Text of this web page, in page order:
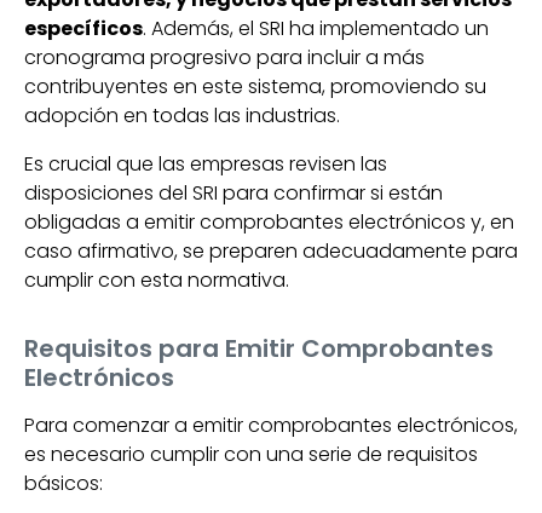
específicos. Además, el SRI ha implementado un
cronograma progresivo para incluir a más
contribuyentes en este sistema, promoviendo su
adopción en todas las industrias.
Es crucial que las empresas revisen las
disposiciones del SRI para confirmar si están
obligadas a emitir comprobantes electrónicos y, en
caso afirmativo, se preparen adecuadamente para
cumplir con esta normativa.
Requisitos para Emitir Comprobantes
Electrónicos
Para comenzar a emitir comprobantes electrónicos,
es necesario cumplir con una serie de requisitos
básicos: